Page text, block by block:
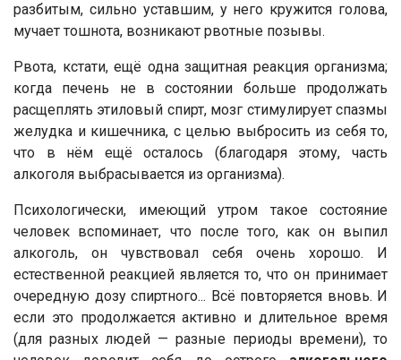
разбитым, сильно уставшим, у него кружится голова,
мучает тошнота, возникают рвотные позывы.
Рвота, кстати, ещё одна защитная реакция организма;
когда печень не в состоянии больше продолжать
расщеплять этиловый спирт, мозг стимулирует спазмы
желудка и кишечника, с целью выбросить из себя то,
что в нём ещё осталось (благодаря этому, часть
алкоголя выбрасывается из организма).
Психологически, имеющий утром такое состояние
человек вспоминает, что после того, как он выпил
алкоголь, он чувствовал себя очень хорошо. И
естественной реакцией является то, что он принимает
очередную дозу спиртного... Всё повторяется вновь. И
если это продолжается активно и длительное время
(для разных людей — разные периоды времени), то